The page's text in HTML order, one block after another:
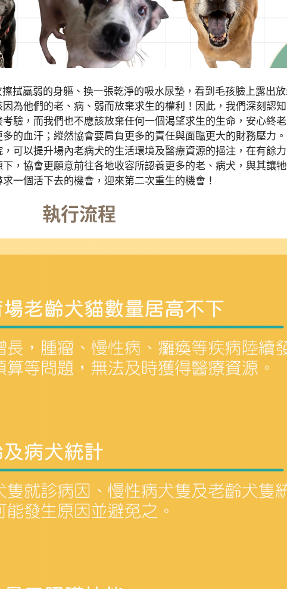
拭羸弱的身軀、換一張乾淨的吸水尿墊，看到毛孩臉上露出放
為他們的老、病、弱而放棄求生的權利！因此，我們深刻認
驗，而我們也不應該放棄任何一個渴望求生的生命，安心終
的血汗；縱然協會要肩負更多的責任與面臨更大的財務壓力
可以提升場內老病犬的生活環境及醫療資源的挹注，在有餘
，協會更願意前往各地收容所認養更多的老、病犬，與其讓
一個活下去的機會，迎來第二次重生的機會！
執行流程